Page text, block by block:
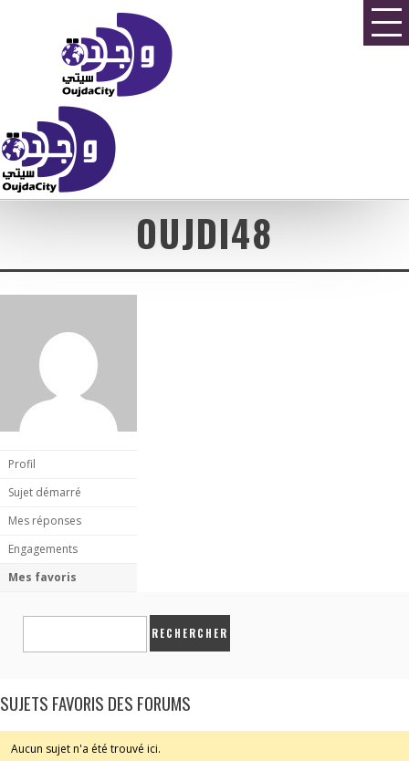
OUJDI48
Profil
Sujet démarré
Mes réponses
Engagements
Mes favoris
SUJETS FAVORIS DES FORUMS
Aucun sujet n'a été trouvé ici.